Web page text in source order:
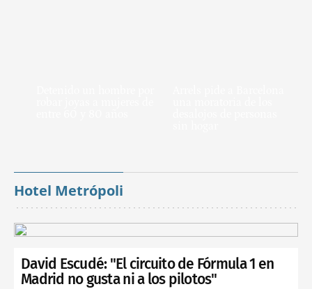
Hotel Metrópoli
David Escudé: "El circuito de Fórmula 1 en
Madrid no gusta ni a los pilotos"